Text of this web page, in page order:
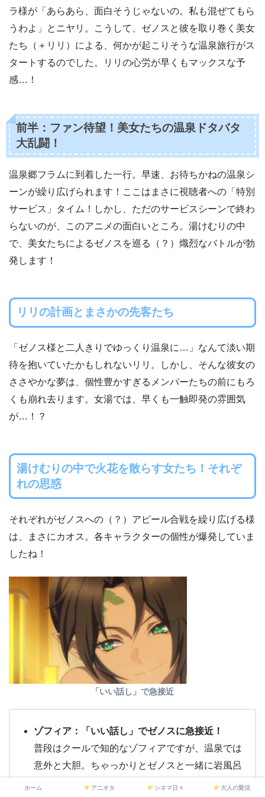
ラ様が「あらあら、面白そうじゃないの。私も混ぜてもら
うわよ」とニヤリ。こうして、ゼノスと彼を取り巻く美女
たち（＋リリ）による、何かが起こりそうな温泉旅行がス
タートするのでした。リリの心労が早くもマックスな予
感…！
前半：ファン待望！美女たちの温泉ドタバタ
大乱闘！
温泉郷フラムに到着した一行。早速、お待ちかねの温泉シ
ーンが繰り広げられます！ここはまさに視聴者への「特別
サービス」タイム！しかし、ただのサービスシーンで終わ
らないのが、このアニメの面白いところ。湯けむりの中
で、美女たちによるゼノスを巡る（？）熾烈なバトルが勃
発します！
リリの計画とまさかの先客たち
「ゼノス様と二人きりでゆっくり温泉に…」なんて淡い期
待を抱いていたかもしれないリリ。しかし、そんな彼女の
ささやかな夢は、個性豊かすぎるメンバーたちの前にもろ
くも崩れ去ります。女湯では、早くも一触即発の雰囲気
が…！？
湯けむりの中で火花を散らす女たち！それぞ
れの思惑
それぞれがゼノスへの（？）アピール合戦を繰り広げる様
は、まさにカオス。各キャラクターの個性が爆発していま
したね！
「いい話し」で急接近
ゾフィア：「いい話し」でゼノスに急接近！
普段はクールで知的なゾフィアですが、温泉では
意外と大胆。ちゃっかりとゼノスと一緒に岩風呂
に浸かり、「なあゼノス、お前になら“いい話
ホーム アニオタ シネマ日々 大人の賢活